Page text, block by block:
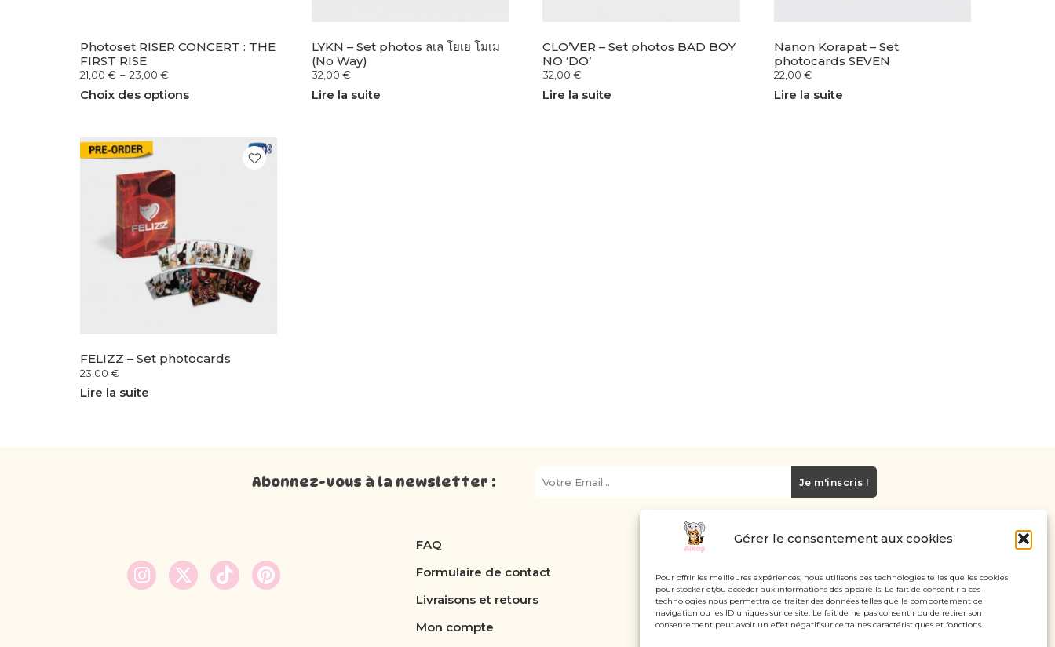
Gérer le consentement aux cookies
Pour offrir les meilleures expériences, nous utilisons des technologies telles que les cookies
pour stocker et/ou accéder aux informations des appareils. Le fait de consentir à ces
technologies nous permettra de traiter des données telles que le comportement de
navigation ou les ID uniques sur ce site. Le fait de ne pas consentir ou de retirer son
consentement peut avoir un effet négatif sur certaines caractéristiques et fonctions.
Photoset RISER CONCERT : THE
FIRST RISE
21,00 € – 23,00 €
Choix des options
LYKN – Set photos ลเล โยเย โมเม
(No Way)
32,00 €
Lire la suite
CLO’VER – Set photos BAD BOY
NO ‘DO’
32,00€
Lire la suite
Nanon Korapat – Set
photocards SEVEN
22,00€
Lire la suite
FELIZZ – Set photocards
23,00 €
Lire la suite
Abonnez-vous à la newsletter : Je m'inscris !
FAQ
Formulaire de contact
Livraisons et retours
Mon compte
Carte cadeau
Politique de confidentialité
Mentions légales - CGV